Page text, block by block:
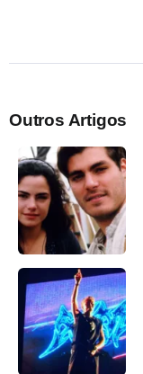
Outros Artigos